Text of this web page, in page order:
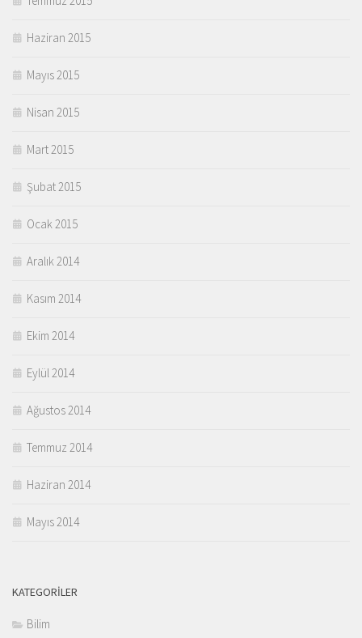
Haziran 2015
Mayıs 2015
Nisan 2015
Mart 2015
Şubat 2015
Ocak 2015
Aralık 2014
Kasım 2014
Ekim 2014
Eylül 2014
Ağustos 2014
Temmuz 2014
Haziran 2014
Mayıs 2014
KATEGORILER
Bilim